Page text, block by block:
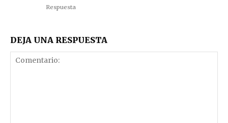
Respuesta
DEJA UNA RESPUESTA